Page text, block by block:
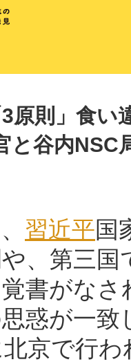
原則」食い
と谷内NSC
習近平国
、第三
書がな
惑が一致
京で行